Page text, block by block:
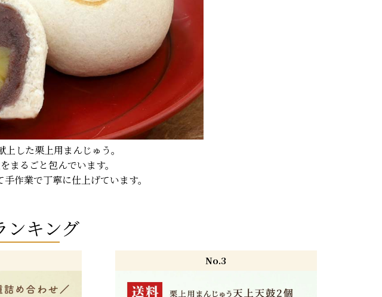
した栗上用まんじゅう。
まるごと包んでいます。
作業で丁寧に仕上げています。
ンキング
No.3